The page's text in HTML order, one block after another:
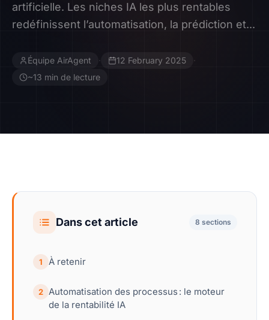
Guide
Contact
artificielle. Les niches IA les plus rentables
redéfinissent l’automatisation, la prédiction et...
Équipe AirAgent · 12 February 2025
·
~13 min de lecture
Dans cet article 8 sections
1 À retenir
2
Automatisation des processus : le moteur
de la rentabilité IA